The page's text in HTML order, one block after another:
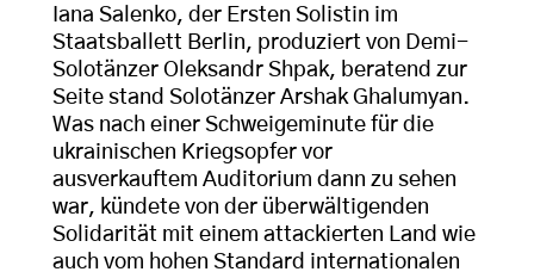
Iana Salenko, der Ersten Solistin im
Staatsballett Berlin, produziert von Demi-
Solotänzer Oleksandr Shpak, beratend zur
Seite stand Solotänzer Arshak Ghalumyan.
Was nach einer Schweigeminute für die
ukrainischen Kriegsopfer vor
ausverkauftem Auditorium dann zu sehen
war, kündete von der überwältigenden
Solidarität mit einem attackierten Land wie
auch vom hohen Standard internationalen